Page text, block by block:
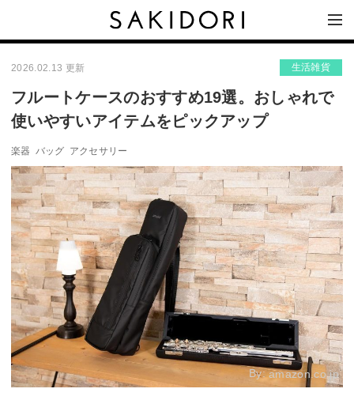
2026.02.13 更新 生活雑貨
フルートケースのおすすめ19選。おしゃれで
使いやすいアイテムをピックアップ
楽器 バッグ アクセサリー
By:amazon.co.jp